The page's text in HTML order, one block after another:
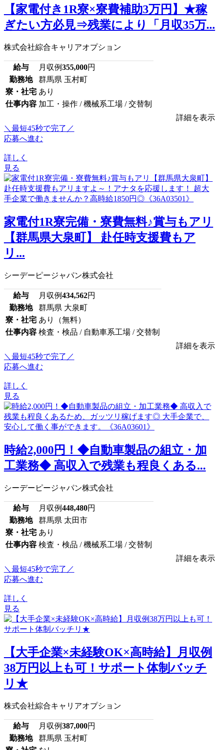
【家電付き1R寮×寮費補助3万円】★稼
ぎたい方必見⇒残業により「月収35万...
株式会社綜合キャリアオプション
給与 月収例355,000円
勤務地
群馬県 玉村町
寮・社宅 あり
仕事内容 加工・操作 / 機械系工場 / 交替制
詳細を表示
＼最短45秒で完了／
応募へ進む
詳しく
見る
家電付1R寮完備・寮費無料♪賞与もアリ
【群馬県大泉町】 赴任時支援費もア
リ...
シーデーピージャパン株式会社
給与 月収例434,562円
勤務地
群馬県 大泉町
寮・社宅 あり（無料）
仕事内容 検査・検品 / 自動車系工場 / 交替制
詳細を表示
＼最短45秒で完了／
応募へ進む
詳しく
見る
時給2,000円！◆自動車製品の組立・加
工業務◆ 高収入で残業も程良くある...
シーデーピージャパン株式会社
給与 月収例448,480円
勤務地
群馬県 太田市
寮・社宅 あり
仕事内容 検査・検品 / 機械系工場 / 交替制
詳細を表示
＼最短45秒で完了／
応募へ進む
詳しく
見る
【大手企業×未経験OK×高時給】月収例
38万円以上も可！サポート体制バッチ
リ★
株式会社綜合キャリアオプション
給与 月収例387,000円
勤務地
群馬県 玉村町